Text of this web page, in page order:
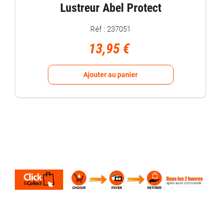
Lustreur Abel Protect
Réf : 237051
13,95 €
Ajouter au panier